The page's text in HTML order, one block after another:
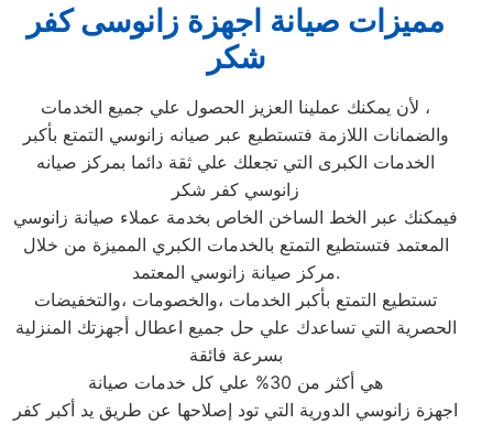
مميزات صيانة اجهزة زانوسى كفر
شكر
لأن يمكنك عملينا العزيز الحصول علي جميع الخدمات ،
والضمانات اللازمة فتستطيع عبر صيانه زانوسي التمتع بأكبر
الخدمات الكبرى التي تجعلك علي ثقة دائما بمركز صيانه
زانوسي كفر شكر
فيمكنك عبر الخط الساخن الخاص بخدمة عملاء صيانة زانوسي
المعتمد فتستطيع التمتع بالخدمات الكبري المميزة من خلال
مركز صيانة زانوسي المعتمد.
تستطيع التمتع بأكبر الخدمات ،والخصومات ،والتخفيضات
الحصرية التي تساعدك علي حل جميع اعطال أجهزتك المنزلية
بسرعة فائقة
هي أكثر من 30% علي كل خدمات صيانة
اجهزة زانوسي الدورية التي تود إصلاحها عن طريق يد أكبر كفر